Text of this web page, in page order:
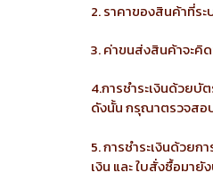
2. ราคาของสินค้าที่ร
3. ค่าขนส่งสินค้าจะคิ
4.การชำระเงินด้วยบั
ดังนั้น กรุณาตรวจสอ
5. การชำระเงินด้วย
เงิน และ ใบสั่งซื้อมา